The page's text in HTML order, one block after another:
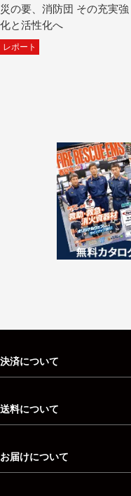
災の要、消防団 その充実強
化と活性化へ
レポート
決済について
送料について
お届けについて